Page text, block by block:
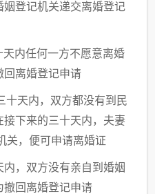
登记机关递交离婚登记
内任何一方不愿意离婚
回离婚登记申请
十天内，双方都没有到民
下来的三十天内，夫妻
关，便可申请离婚证
，双方没有亲自到婚姻
撤回离婚登记申请